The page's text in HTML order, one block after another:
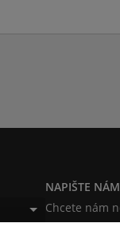
NAPIŠTE NÁM
Chcete nám
produktech